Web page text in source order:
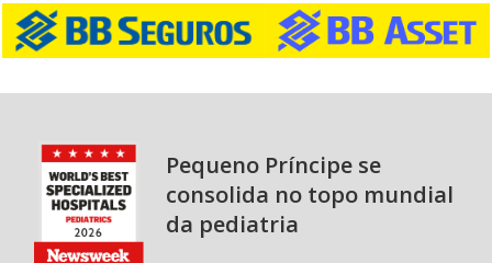
Pequeno Príncipe se
consolida no topo mundial
da pediatria